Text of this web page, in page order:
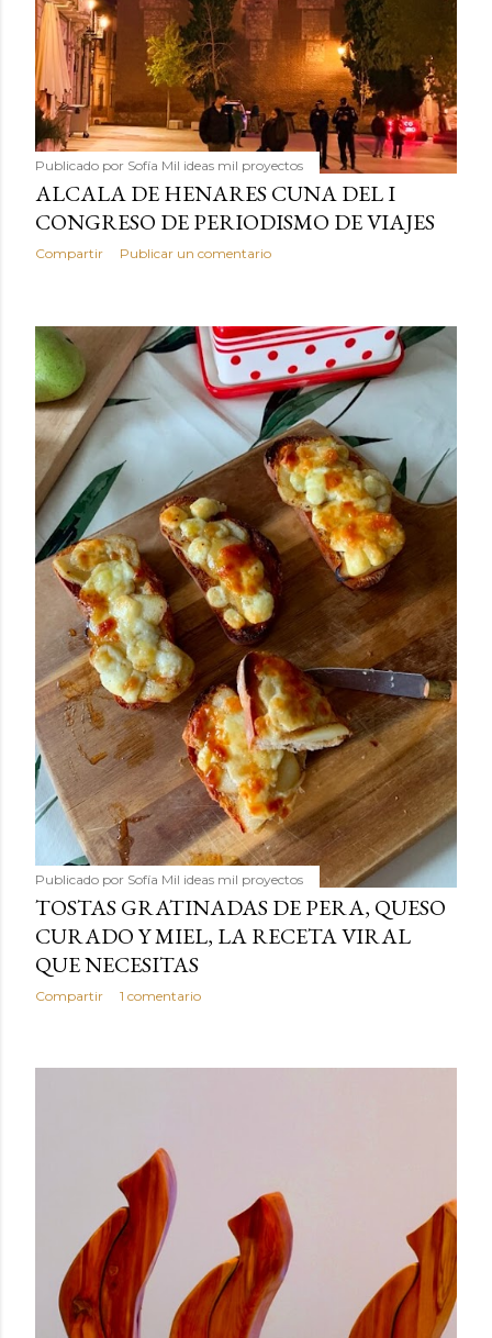
Publicado por Sofía Mil ideas mil proyectos
ALCALA DE HENARES CUNA DEL I
CONGRESO DE PERIODISMO DE VIAJES
Compartir Publicar un comentario
Publicado por Sofía Mil ideas mil proyectos
TOSTAS GRATINADAS DE PERA, QUESO
CURADO Y MIEL, LA RECETA VIRAL
QUE NECESITAS
Compartir 1 comentario